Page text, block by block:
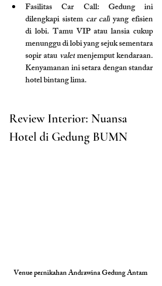
Fasilitas Car Call: Gedung ini
dilengkapi sistem car call yang efisien
di lobi. Tamu VIP atau lansia cukup
menunggu di lobi yang sejuk sementara
sopir atau valet menjemput kendaraan.
Kenyamanan ini setara dengan standar
hotel bintang lima.
Review Interior: Nuansa
Hotel di Gedung BUMN
Venue pernikahan Andrawina Gedung Antam